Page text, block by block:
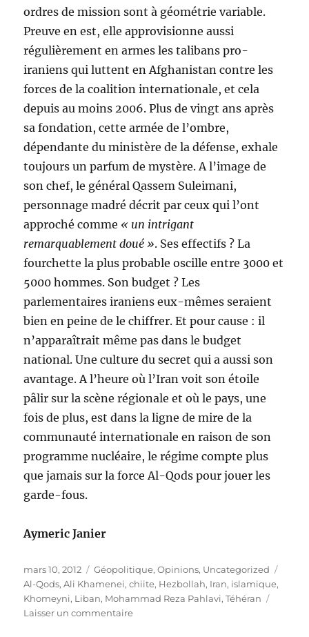
ordres de mission sont à géométrie variable.
Preuve en est, elle approvisionne aussi
régulièrement en armes les talibans pro-
iraniens qui luttent en Afghanistan contre les
forces de la coalition internationale, et cela
depuis au moins 2006. Plus de vingt ans après
sa fondation, cette armée de l’ombre,
dépendante du ministère de la défense, exhale
toujours un parfum de mystère. A l’image de
son chef, le général Qassem Suleimani,
personnage madré décrit par ceux qui l’ont
approché comme « un intrigant
remarquablement doué ». Ses effectifs ? La
fourchette la plus probable oscille entre 3000 et
5000 hommes. Son budget ? Les
parlementaires iraniens eux-mêmes seraient
bien en peine de le chiffrer. Et pour cause : il
n’apparaîtrait même pas dans le budget
national. Une culture du secret qui a aussi son
avantage. A l’heure où l’Iran voit son étoile
pâlir sur la scène régionale et où le pays, une
fois de plus, est dans la ligne de mire de la
communauté internationale en raison de son
programme nucléaire, le régime compte plus
que jamais sur la force Al-Qods pour jouer les
garde-fous.
Aymeric Janier
Publié
le
mars 10, 2012 Catégories
Géopolitique,Opinions, Uncategorized
Al-Qods,Ali Khamenei,chiite, Hezbollah, Iran, islamique,
Khomeyni, Liban, Mohammad Reza Pahlavi,Téhéran
Laisser un commentairesur